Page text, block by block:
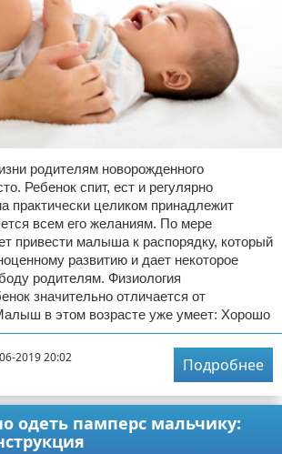
родителям новорожденного
Ребенок спит, ест и регулярно
практически целиком принадлежит
всем его желаниям. По мере
привести малыша к распорядку, который
развитию и дает некоторое
родителям. Физиология
значительно отличается от
в этом возрасте уже умеет: Хорошо
2019 20:02
Подробнее
одеть памперс мальчику: